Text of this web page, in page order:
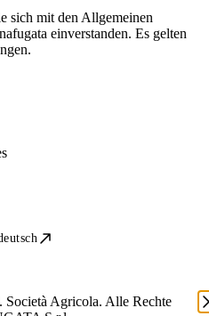
sich mit den Allgemeinen
einverstanden. Es gelten
Agricola. Alle Rechte